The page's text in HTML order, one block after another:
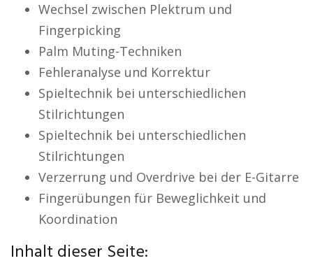
Wechsel zwischen Plektrum und
Fingerpicking
Palm Muting-Techniken
Fehleranalyse und Korrektur
Spieltechnik bei unterschiedlichen
Stilrichtungen
Spieltechnik bei unterschiedlichen
Stilrichtungen
Verzerrung und Overdrive bei der E-Gitarre
Fingerübungen für Beweglichkeit und
Koordination
Inhalt dieser Seite: